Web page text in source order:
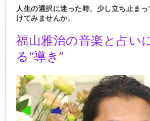
人生の選択に迷った時、少し立ち止ま
けてみませんか。
福山雅治の音楽と占い
る“導き”